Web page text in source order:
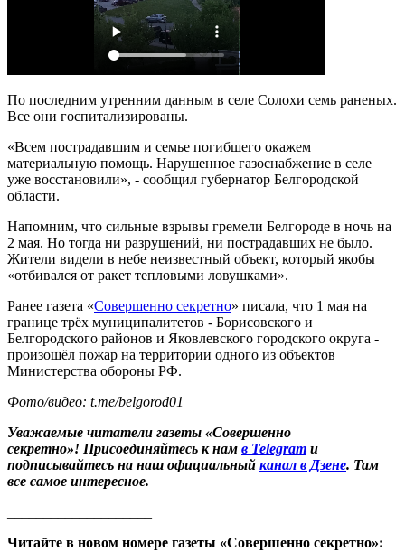
По последним утренним данным в селе Солохи семь раненых.
Все они госпитализированы.
«Всем пострадавшим и семье погибшего окажем
материальную помощь. Нарушенное газоснабжение в селе
уже восстановили», - сообщил губернатор Белгородской
области.
Напомним, что сильные взрывы гремели Белгороде в ночь на
2 мая. Но тогда ни разрушений, ни пострадавших не было.
Жители видели в небе неизвестный объект, который якобы
«отбивался от ракет тепловыми ловушками».
Ранее газета «Совершенно секретно» писала, что 1 мая на
границе трёх муниципалитетов - Борисовского и
Белгородского районов и Яковлевского городского округа -
произошёл пожар на территории одного из объектов
Министерства обороны РФ.
Фото/видео: t.me/belgorod01
Уважаемые читатели газеты «Совершенно
секретно»! Присоединяйтесь к нам в Telegram и
подписывайтесь на наш официальный канал в Дзене. Там
все самое интересное.
Читайте в новом номере газеты «Совершенно секретно»: